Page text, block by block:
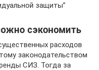
защиты”
сэкономить
расходов
законодательством
СИЗ. Тогда за